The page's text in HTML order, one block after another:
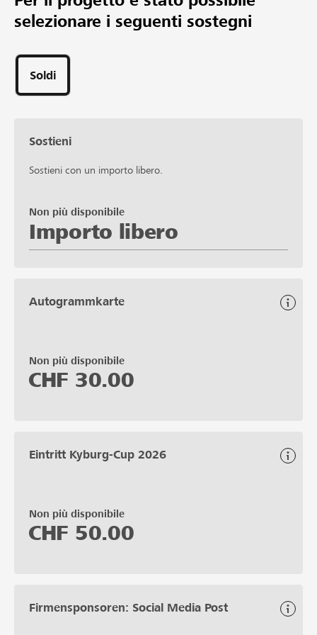
selezionare i seguenti sostegni
Soldi
Sostieni
Sostieni con un importo libero.
Importo libero
Non più disponibile
Autogrammkarte
Non più disponibile
CHF 30.00
Eintritt Kyburg-Cup 2026
Non più disponibile
CHF 50.00
Firmensponsoren: Social Media Post